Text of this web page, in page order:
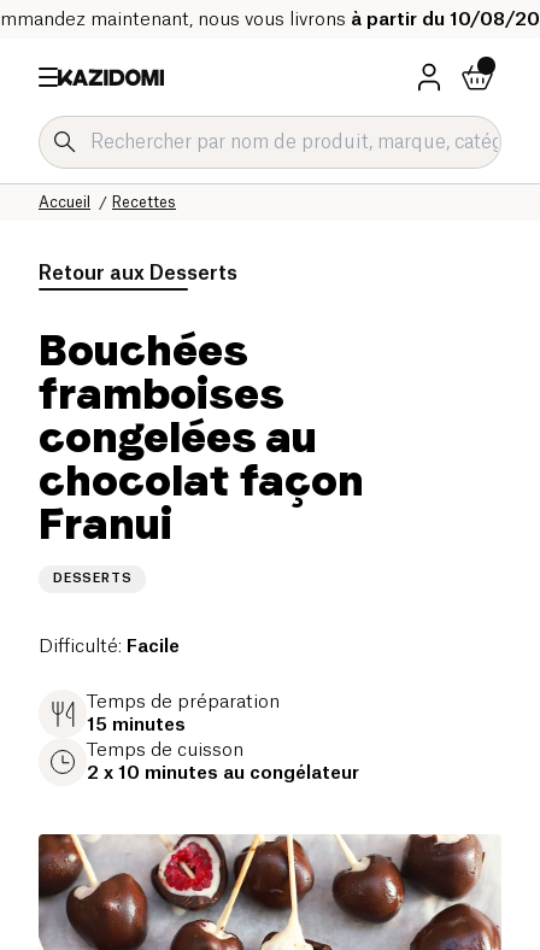
maintenant, nous vous livrons à partir du 10/08/
Recettes
Accueil
Retour aux Desserts
Bouchées
framboises
congelées au
chocolat façon
Franui
DESSERTS
Difficulté: Facile
Temps de préparation
15 minutes
Temps de cuisson
2 x 10 minutes au congélateur